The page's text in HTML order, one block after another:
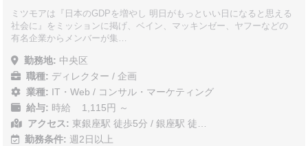
ミツモアは『日本のGDPを増やし 明日がもっといい日になると思える
社会に』をミッションに掲げ、ベイン、マッキンゼー、ヤフーなどの
有名企業からメンバーが集…
勤務地: 中央区
職種: ディレクター / 企画
業種: IT・Web / コンサル・マーケティング
給与: 時給 1,115円 ～
アクセス: 東銀座駅 徒歩5分 / 銀座駅 徒…
勤務条件: 週2日以上